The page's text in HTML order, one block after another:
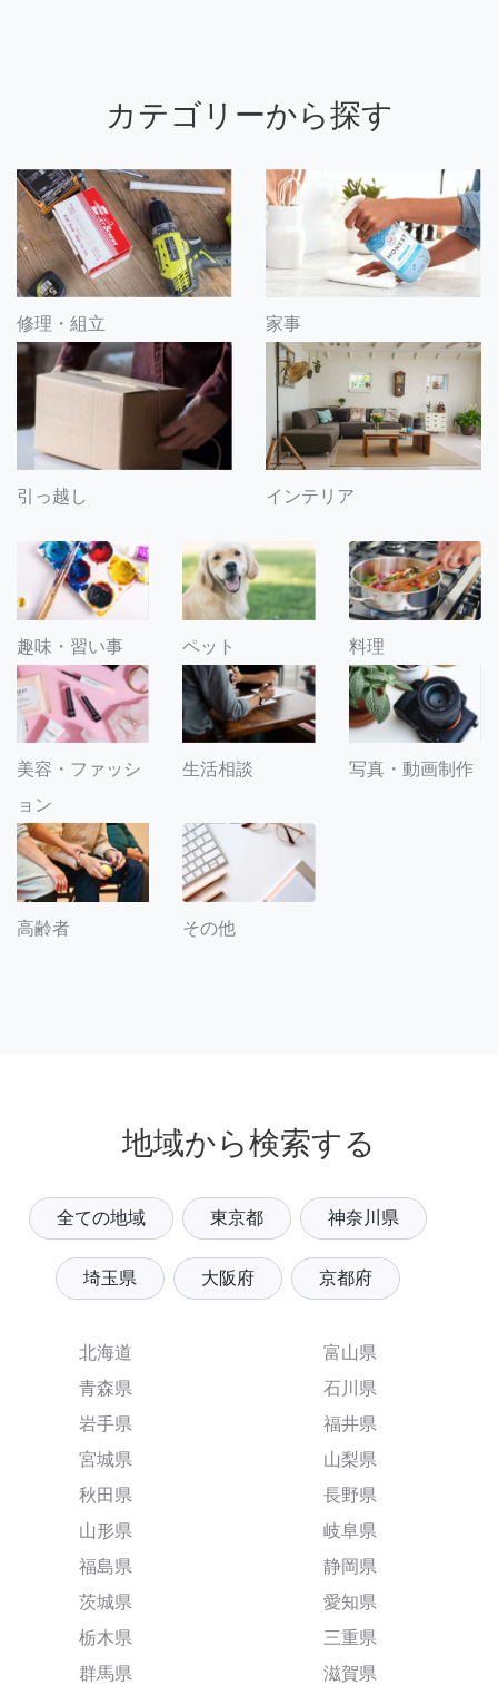
カテゴリーから探す
修理・組立 家事
引っ越し インテリア
趣味・習い事 ペット 料理
美容・ファッシ
ョン
生活相談 写真・動画制作
高齢者 その他
地域から検索する
全ての地域 東京都 神奈川県
埼玉県 大阪府 京都府
北海道
青森県
岩手県
宮城県
秋田県
山形県
福島県
茨城県
栃木県
群馬県
富山県
石川県
福井県
山梨県
長野県
岐阜県
静岡県
愛知県
三重県
滋賀県